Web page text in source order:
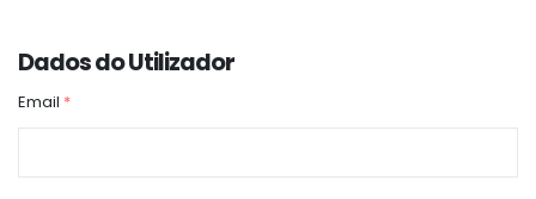
Dados do Utilizador
Email *